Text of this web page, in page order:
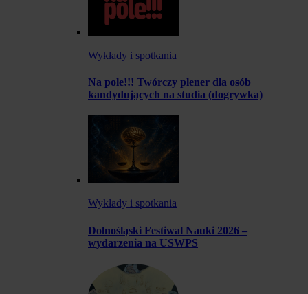
Wykłady i spotkania
Na pole!!! Twórczy plener dla osób
kandydujących na studia (dogrywka)
Wykłady i spotkania
Dolnośląski Festiwal Nauki 2026 –
wydarzenia na USWPS